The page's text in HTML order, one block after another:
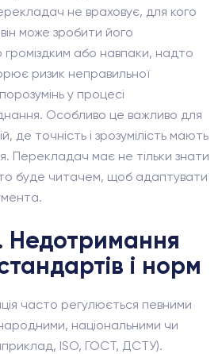
не враховує, для кого
може зробити його
громіздким або навпаки, надто
ризик неправильної
у процесі
Особливо це важливо для
де точність і зрозумілість мають
Перекладач має не тільки знати
буде читачем, щоб адаптувати
Недотримання
і норм
часто регулюється певними
національними чи
ISO, ГОСТ, ДСТУ).